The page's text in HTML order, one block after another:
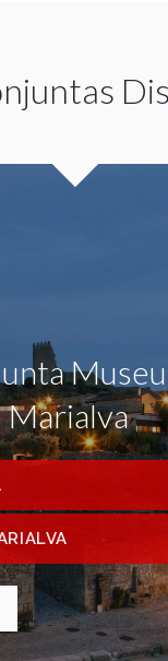
Marialva